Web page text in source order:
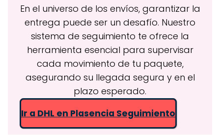
En el universo de los envíos, garantizar la
entrega puede ser un desafío. Nuestro
sistema de seguimiento te ofrece la
herramienta esencial para supervisar
cada movimiento de tu paquete,
asegurando su llegada segura y en el
plazo esperado.
Ir a DHL en Plasencia Seguimiento